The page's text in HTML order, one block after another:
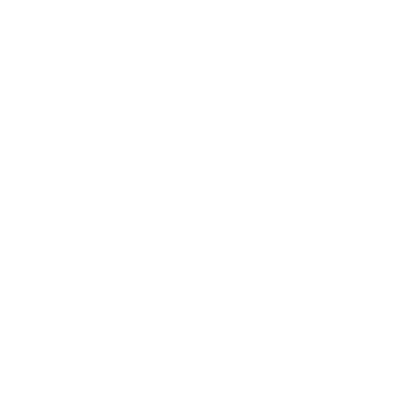
ggfs. auch gleich